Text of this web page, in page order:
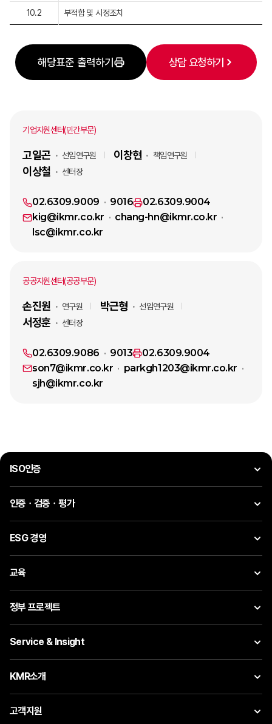
10.2 부적합 및 시정조치
해당표준 출력하기 상담 요청하기
기업지원센터(민간부문)
고일곤 선임연구원 이창현 책임연구원
이상철 센터장
02.6309.9009 9016
02.6309.9004
kig@ikmr.co.kr
chang-hn@ikmr.co.kr
lsc@ikmr.co.kr
공공지원센터(공공부문)
손진원 연구원 박근형 선임연구원
서정훈 센터장
02.6309.9086 9013
02.6309.9004
son7@ikmr.co.kr
parkgh1203@ikmr.co.kr
sjh@ikmr.co.kr
ISO인증
인증ㆍ검증ㆍ평가
ESG 경영
교육
정부 프로젝트
Service & Insight
KMR소개
고객지원